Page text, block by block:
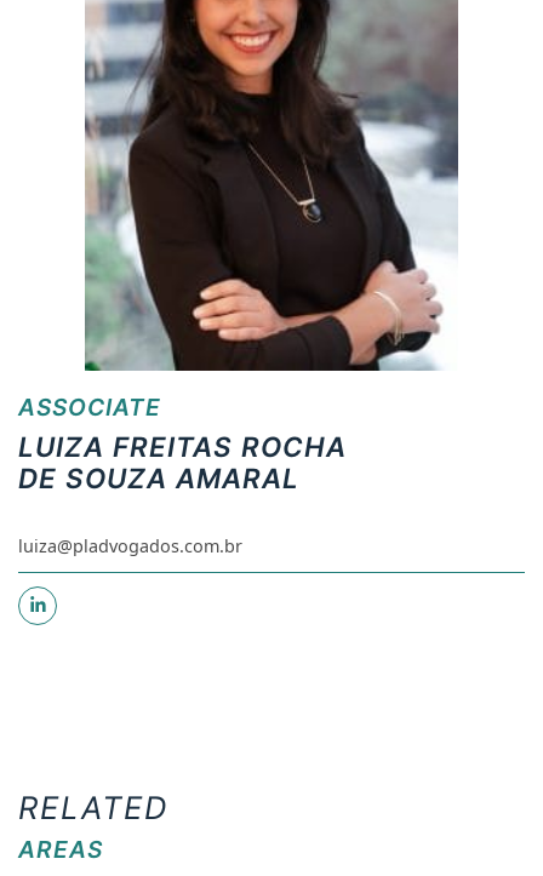
ASSOCIATE
LUIZA FREITAS ROCHA
DE SOUZA AMARAL
luiza@pladvogados.com.br
RELATED
AREAS